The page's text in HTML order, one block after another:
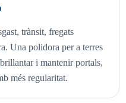
trànsit, fregats
Una polidora per a terres
i mantenir portals,
més regularitat.